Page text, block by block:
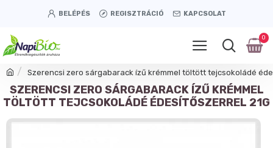
BELÉPÉS REGISZTRÁCIÓ KAPCSOLAT
0
Szerencsi zero sárgabarack ízű krémmel töltött tejcsokoládé
SZERENCSI ZERO SÁRGABARACK ÍZŰ KRÉMMEL
TÖLTÖTT TEJCSOKOLÁDÉ ÉDESÍTŐSZERREL 21G